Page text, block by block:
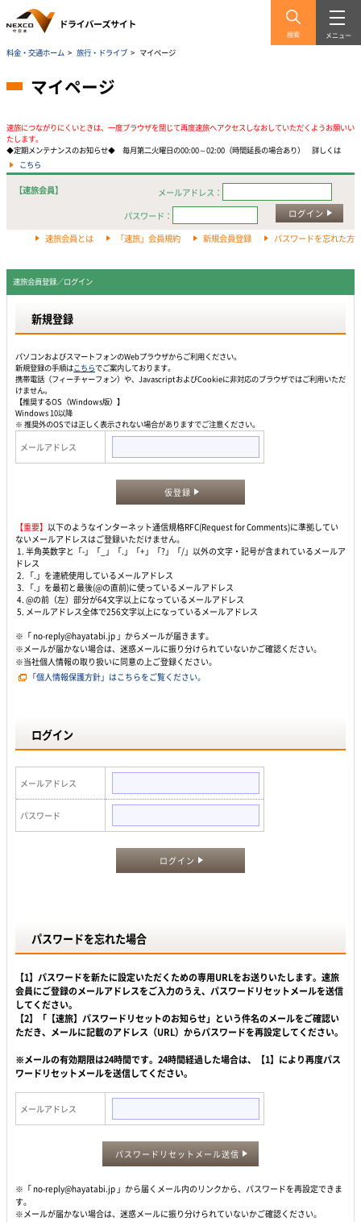
検索 メニュー
料金・交通ホーム > 旅行・ドライブ > マイページ
マイページ
速旅につながりにくいときは、一度ブラウザを閉じて再度速旅へアクセスしなおしていただくようお願いい
たします。
◆定期メンテナンスのお知らせ◆ 毎月第二火曜日の00:00～02:00（時間延長の場合あり） 詳しくは
こちら
【速旅会員】
メールアドレス：
パスワード：
ログイン
速旅会員とは 「速旅」会員規約 新規会員登録 パスワードを忘れた方
速旅会員登録／ログイン
新規登録
パソコンおよびスマートフォンのWebプラウザからご利用ください。
新規登録の手順はこちらでご案内しております。
携帯電話（フィーチャーフォン）や、JavascriptおよびCookieに非対応のブラウザではご利用いただ
けません。
【推奨するOS（Windows版）】
Windows 10以降
※ 推奨外のOSでは正しく表示されない場合がありますでご注意ください。
メールアドレス
仮登録
【重要】 以下のようなインターネット通信規格RFC(Request for Comments)に準拠してい
ないメールアドレスはご登録いただけません。
1. 半角英数字と「-」「_」「.」「+」「?」「/」以外の文字・記号が含まれているメールア
ドレス
2. 「.」を連続使用しているメールアドレス
3. 「.」を最初と最後(@の直前)に使っているメールアドレス
4. @の前（左）部分が64文字以上になっているメールアドレス
5. メールアドレス全体で256文字以上になっているメールアドレス
※「 no-reply@hayatabi.jp 」からメールが届きます。
※メールが届かない場合は、迷惑メールに振り分けられていないかご確認ください。
※当社個人情報の取り扱いに同意の上ご登録ください。
「個人情報保護方針」はこちらをご覧ください。
ログイン
メールアドレス
パスワード
ログイン
パスワードを忘れた場合
【1】パスワードを新たに設定いただくための専用URLをお送りいたします。速旅
会員にご登録のメールアドレスをご入力のうえ、パスワードリセットメールを送信
してください。
【2】「【速旅】パスワードリセットのお知らせ」という件名のメールをご確認い
ただき、メールに記載のアドレス（URL）からパスワードを再設定してください。
※メールの有効期限は24時間です。24時間経過した場合は、【1】により再度パス
ワードリセットメールを送信してください。
メールアドレス
パスワードリセットメール送信
※「 no-reply@hayatabi.jp 」から届くメール内のリンクから、パスワードを再設定できま
す。
※メールが届かない場合は、迷惑メールに振り分けられていないかご確認ください。